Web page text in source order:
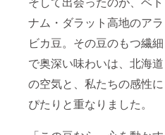
ナム・ダラット高地のアラ
ビカ豆。その豆のもつ繊細
で奥深い味わいは、北海道
の空気と、私たちの感性に
ぴたりと重なりました。